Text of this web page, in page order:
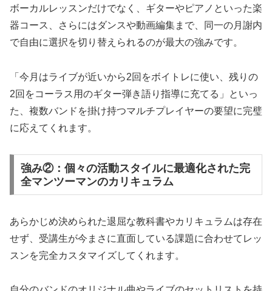
ボーカルレッスンだけでなく、ギターやピアノといった楽
器コース、さらにはダンスや動画編集まで、同一の月謝内
で自由に選択を切り替えられるのが最大の強みです。
「今月はライブが近いから2回をボイトレに使い、残りの
2回をコーラス用のギター弾き語り指導に充てる」といっ
た、複数バンドを掛け持つマルチプレイヤーの要望に完璧
に応えてくれます。
強み②：個々の活動スタイルに最適化された完
全マンツーマンのカリキュラム
あらかじめ決められた退屈な教科書やカリキュラムは存在
せず、受講生が今まさに直面している課題に合わせてレッ
スンを完全カスタマイズしてくれます。